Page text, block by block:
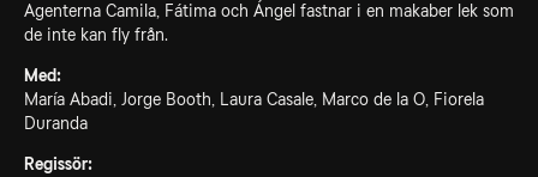
Agenterna Camila, Fátima och Ángel fastnar i en makaber lek som
de inte kan fly från.
Med:
María Abadi, Jorge Booth, Laura Casale, Marco de la O, Fiorela
Duranda
Regissör: